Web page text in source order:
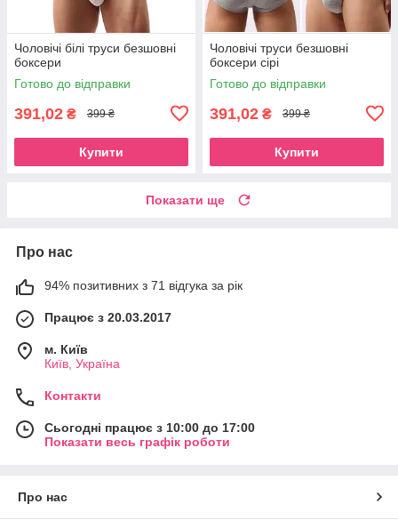
Чоловічі білі труси безшовні
боксери
Готово до відправки
391,02 ₴ 399 ₴
Купити
Чоловічі труси безшовні
боксери сірі
Готово до відправки
391,02 ₴ 399 ₴
Купити
Показати ще
Про нас
94% позитивних з 71 відгука за рік
Працює з 20.03.2017
м. Київ
Київ, Україна
Контакти
Сьогодні працює з 10:00 до 17:00
Показати весь графік роботи
Про нас